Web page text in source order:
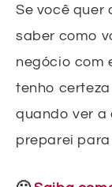
Se você quer
saber como
negócio com
tenho
quando ver a
preparei para